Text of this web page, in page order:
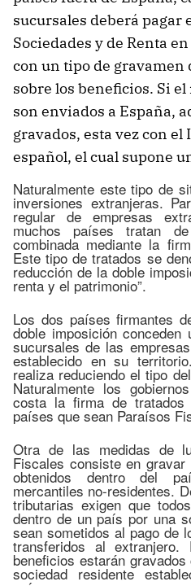
sucursales deberá pagar
Sociedades y de Renta
con un tipo de gravamen
sobre los beneficios. Si
son enviados a España,
gravados, esta vez con el
español, el cual supone
Naturalmente este tipo de
inversiones extranjeras.
regular de empresas
muchos países tratan
combinada mediante la
Este tipo de tratados se
reducción de la doble
renta y el patrimonio”.
Los dos países firmantes
doble imposición
sucursales de las
establecido en su
realiza reduciendo el tipo
Naturalmente los
costa la firma de
países que sean Paraísos
Otra de las medidas de
Fiscales consiste en
obtenidos dentro del
mercantiles no-residentes.
tributarias exigen que
dentro de un país por una
sean sometidos al pago de
transferidos al
beneficios estarán
sociedad residente